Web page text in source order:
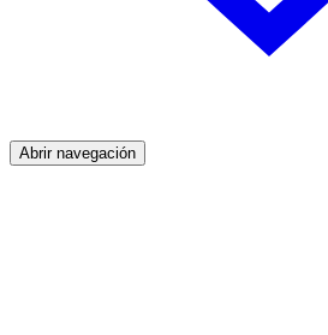
Abrir navegación